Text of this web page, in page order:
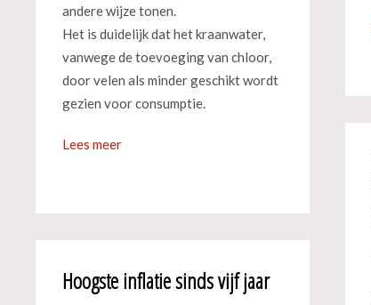
andere wijze tonen.
Het is duidelijk dat het kraanwater,
vanwege de toevoeging van chloor,
door velen als minder geschikt wordt
gezien voor consumptie.
Lees meer
Hoogste inflatie sinds vijf jaar